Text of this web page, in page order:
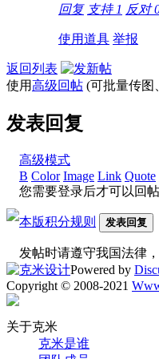
回复 支持1 反对
使用道具 举报
返回列表
使用高级回帖 (可批量传图
发表回复
高级模式
B Color Image Link Quote
您需要登录后才可以回帖
本版积分规则 发表回复
发帖时请遵守我国法律
Powered by
Copyright © 2008-2021
关于克米
克米是谁